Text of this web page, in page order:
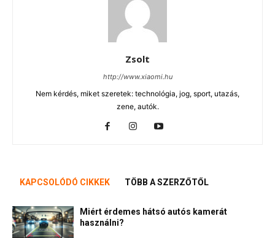
Zsolt
http://www.xiaomi.hu
Nem kérdés, miket szeretek: technológia, jog, sport, utazás,
zene, autók.
KAPCSOLÓDÓ CIKKEK TÖBB A SZERZŐTŐL
Miért érdemes hátsó autós kamerát
használni?